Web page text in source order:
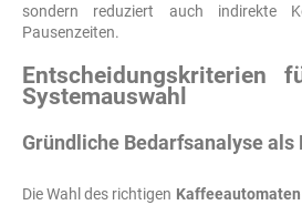
sondern reduziert auch indirekte
Pausenzeiten.
Entscheidungskriterien
Systemauswahl
Gründliche Bedarfsanalyse als
Die Wahl des richtigen Kaffeeautomaten